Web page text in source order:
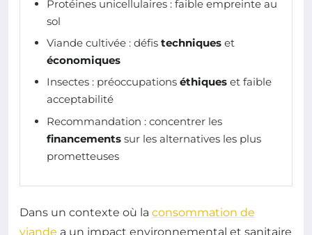
Protéines unicellulaires : faible empreinte au
sol
Viande cultivée : défis techniques et
économiques
Insectes : préoccupations éthiques et faible
acceptabilité
Recommandation : concentrer les
financements sur les alternatives les plus
prometteuses
Dans un contexte où la consommation de
viande a un impact environnemental et sanitaire